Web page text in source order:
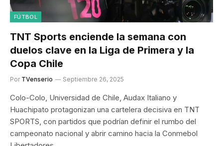
FÚTBOL
TNT Sports enciende la semana con
duelos clave en la Liga de Primera y la
Copa Chile
Por TVenserio Septiembre 26, 2025
Colo-Colo, Universidad de Chile, Audax Italiano y
Huachipato protagonizan una cartelera decisiva en TNT
SPORTS, con partidos que podrían definir el rumbo del
campeonato nacional y abrir camino hacia la Conmebol